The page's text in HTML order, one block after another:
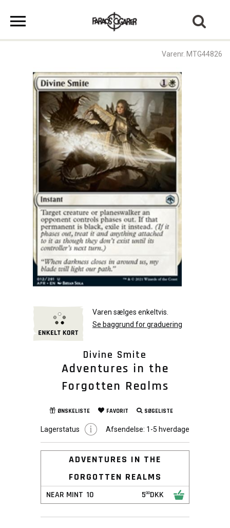
Varenr. MTG44826
Varen sælges enkeltvis.
Se baggrund for graduering
Divine Smite
Adventures in the
Forgotten Realms
ØNSKELISTE FAVORIT SØGELISTE
Lagerstatus Afsendelse: 1-5 hverdage
ADVENTURES IN THE
FORGOTTEN REALMS
NEAR MINT 10 500DKK